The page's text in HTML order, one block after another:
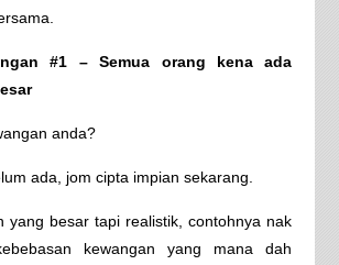
#1 – Semua orang kena ada
anda?
ada, jom cipta impian sekarang.
yang besar tapi realistik, contohnya nak
kewangan yang mana dah